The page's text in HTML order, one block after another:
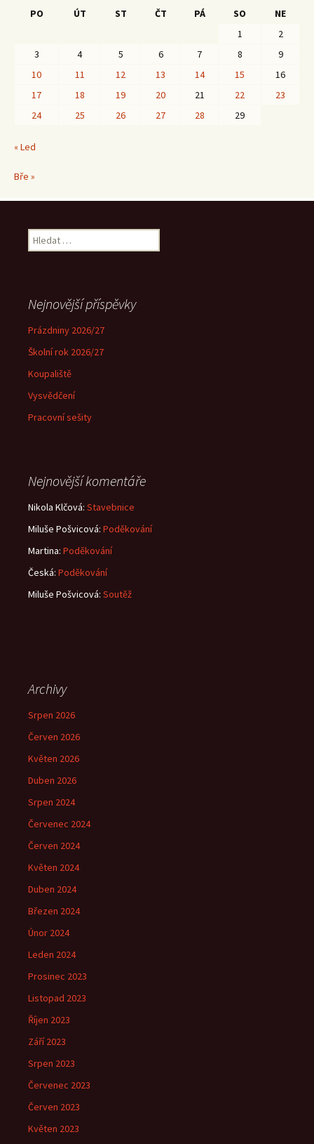
PO
ÚT ST ČT PÁ SO
NE
1
2
3
4 5 6 7 8
9
10
11 12 13 14 15
16
17
18 19 20 21 22
23
24
25 26 27 28 29
« Led
Bře »
Vyhledávání
Nejnovější příspěvky
Prázdniny 2026/27
Školní rok 2026/27
Koupaliště
Vysvědčení
Pracovní sešity
Nejnovější komentáře
Nikola Klčová: Stavebnice
Miluše Pošvicová: Poděkování
Martina: Poděkování
Česká: Poděkování
Miluše Pošvicová: Soutěž
Archivy
Srpen 2026
Červen 2026
Květen 2026
Duben 2026
Srpen 2024
Červenec 2024
Červen 2024
Květen 2024
Duben 2024
Březen 2024
Únor 2024
Leden 2024
Prosinec 2023
Listopad 2023
Říjen 2023
Září 2023
Srpen 2023
Červenec 2023
Červen 2023
Květen 2023